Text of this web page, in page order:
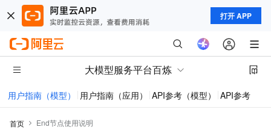
打开 APP
大模型服务平台百炼
用户指南（模型） 用户指南（应用） API参考（模型） API参考（应
首页 End节点使用说明